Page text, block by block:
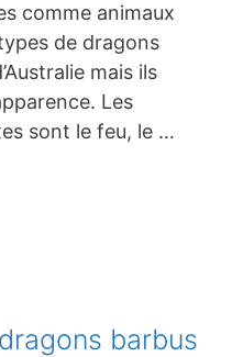
comme animaux
de dragons
mais ils
Les
sont le feu, le …
barbus